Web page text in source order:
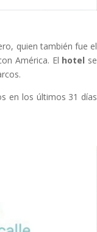
quien también fue el
América. El hotel se
en los últimos 31 días